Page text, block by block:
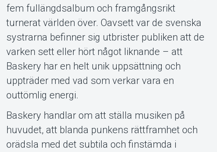
Om Tickster
fem fullängdsalbum och framgångsrikt
turnerat världen över. Oavsett var de svenska
systrarna befinner sig utbrister publiken att de
varken sett eller hört något liknande – att
Baskery har en helt unik uppsättning och
uppträder med vad som verkar vara en
outtömlig energi.
Baskery handlar om att ställa musiken på
huvudet, att blanda punkens rättframhet och
orädsla med det subtila och finstämda i